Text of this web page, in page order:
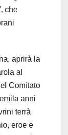
che
aprirà la
al
Comitato
anni
terrà
eroe e